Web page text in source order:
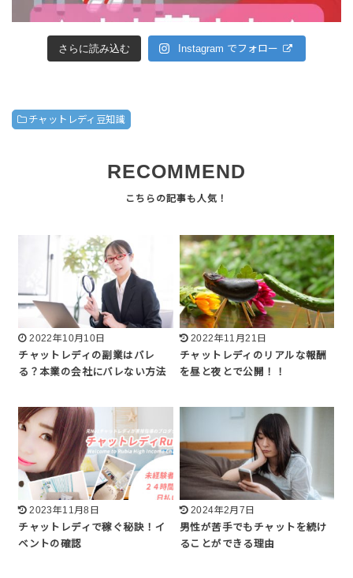
さらに読み込む Instagram でフォロー
チャットレディ豆知識
RECOMMEND
2022年10月10日
チャットレディの副業はバレ
る？本業の会社にバレない方法
2022年11月21日
チャットレディのリアルな報酬
を昼と夜とで公開！！
2023年11月8日
チャットレディで稼ぐ秘訣！イ
ベントの確認
2024年2月7日
男性が苦手でもチャットを続け
ることができる理由